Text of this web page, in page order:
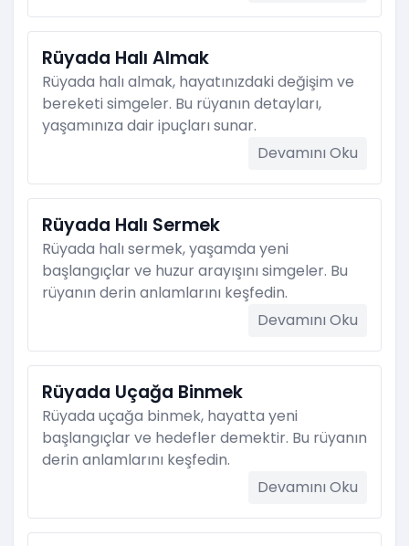
Rüyada Halı Almak
Rüyada halı almak, hayatınızdaki değişim ve
bereketi simgeler. Bu rüyanın detayları,
yaşamınıza dair ipuçları sunar.
Devamını Oku
Rüyada Halı Sermek
Rüyada halı sermek, yaşamda yeni
başlangıçlar ve huzur arayışını simgeler. Bu
rüyanın derin anlamlarını keşfedin.
Devamını Oku
Rüyada Uçağa Binmek
Rüyada uçağa binmek, hayatta yeni
başlangıçlar ve hedefler demektir. Bu rüyanın
derin anlamlarını keşfedin.
Devamını Oku